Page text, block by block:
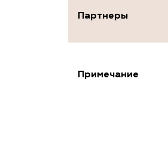
Партнеры
Примечание